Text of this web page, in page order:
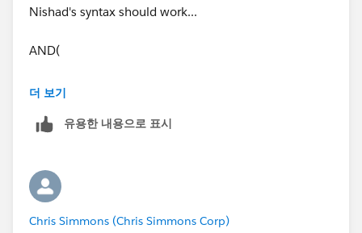
Nishad's syntax should work...
AND(
OR( TEXT(Overall_Reportable_Status__c) =
"Reported" ),
Contains(CMP_WF_Action__c ,"Submit")
)
더 보기
유용한 내용으로 표시
Chris Simmons (Chris Simmons Corp)